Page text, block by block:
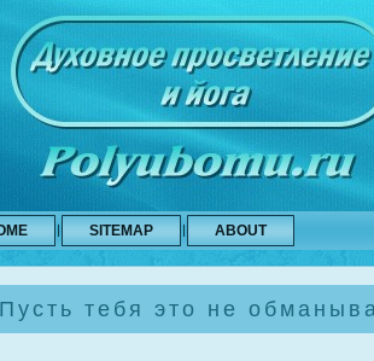
SITEMAP ABOUT
Пусть тебя это не